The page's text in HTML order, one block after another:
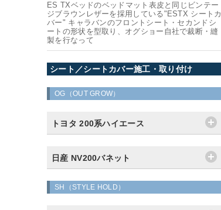
ES TXベッドのベッドマット表皮と同じビンテー
ジブラウンレザーを採用している"ESTX シートカ
バー" キャラバンのフロントシート・セカンドシ
ートの形状を型取り、オグショー自社で裁断・縫
製を行なって
シート／シートカバー施工・取り付け
OG（OUT GROW）
トヨタ 200系ハイエース
日産 NV200バネット
SH（STYLE HOLD）